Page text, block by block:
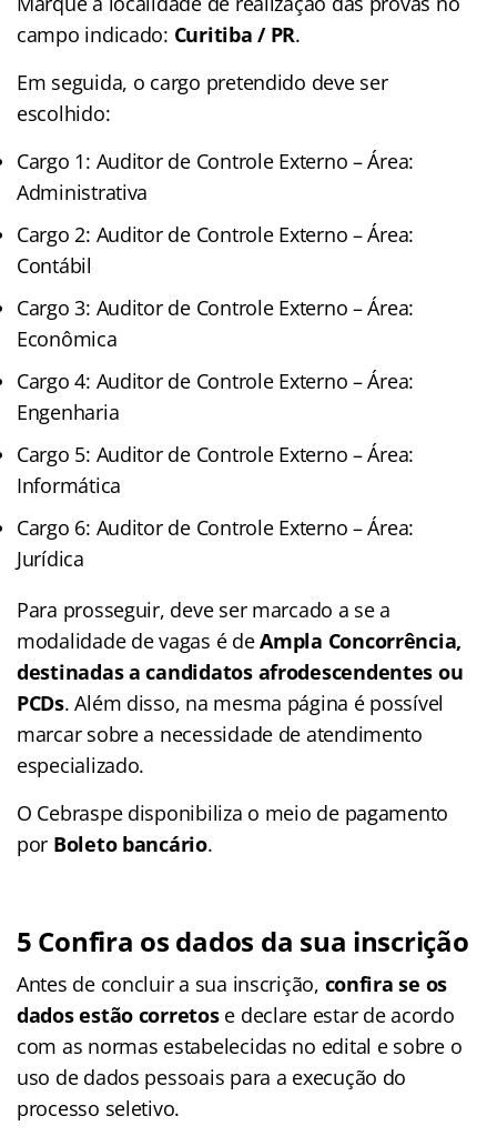
campo indicado: Curitiba / PR.
Em seguida, o cargo pretendido deve ser
escolhido:
Cargo 1: Auditor de Controle Externo – Área:
Administrativa
Cargo 2: Auditor de Controle Externo – Área:
Contábil
Cargo 3: Auditor de Controle Externo – Área:
Econômica
Cargo 4: Auditor de Controle Externo – Área:
Engenharia
Cargo 5: Auditor de Controle Externo – Área:
Informática
Cargo 6: Auditor de Controle Externo – Área:
Jurídica
Para prosseguir, deve ser marcado a se a
modalidade de vagas é deAmpla Concorrência,
destinadas a candidatos afrodescendentes ou
PCDs. Além disso, na mesma página é possível
marcar sobre a necessidade de atendimento
especializado.
O Cebraspe disponibiliza o meio de pagamento
por Boleto bancário.
5 Confira os dados da sua inscrição
Antes de concluir a sua inscrição, confira se os
dados estão corretos e declare estar de acordo
com as normas estabelecidas no edital e sobre o
uso de dados pessoais para a execução do
processo seletivo.